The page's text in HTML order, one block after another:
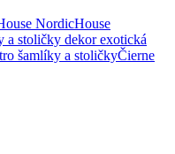
NordicHouse
a stoličky dekor exotická
šamlíky a stoličkyČierne